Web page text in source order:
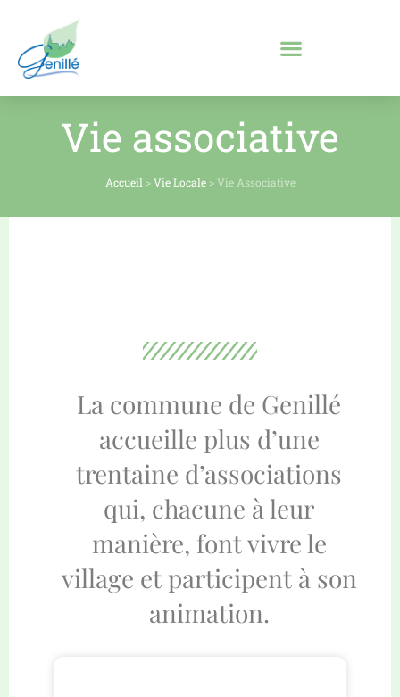
Vie associative
Accueil >Vie Locale> Vie Associative
La commune de Genillé
accueille plus d’une
trentaine d’associations
qui, chacune à leur
manière, font vivre le
village et participent à son
animation.